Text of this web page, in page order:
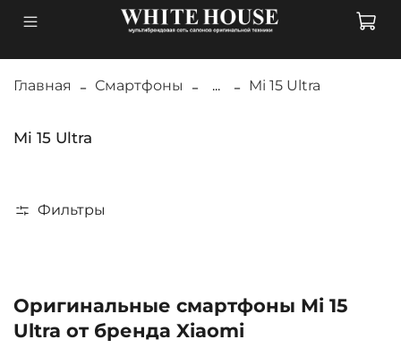
Главная Смартфоны ... Mi 15 Ultra
Mi 15 Ultra
Фильтры
Оригинальные смартфоны Mi 15
Ultra от бренда Xiaomi